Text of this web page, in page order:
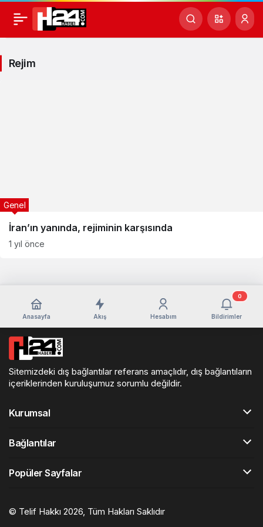
Rejim
Haberleri
Rejim
İran’ın yanında, rejiminin karşısında
Genel
1 yıl önce
Anasayfa Akış Hesabım Bildirimler
0
Sitemizdeki dış bağlantılar referans amaçlıdır, dış bağlantıların
içeriklerinden kuruluşumuz sorumlu değildir.
Kurumsal
Bağlantılar
Popüler Sayfalar
© Telif Hakkı 2026, Tüm Hakları Saklıdır